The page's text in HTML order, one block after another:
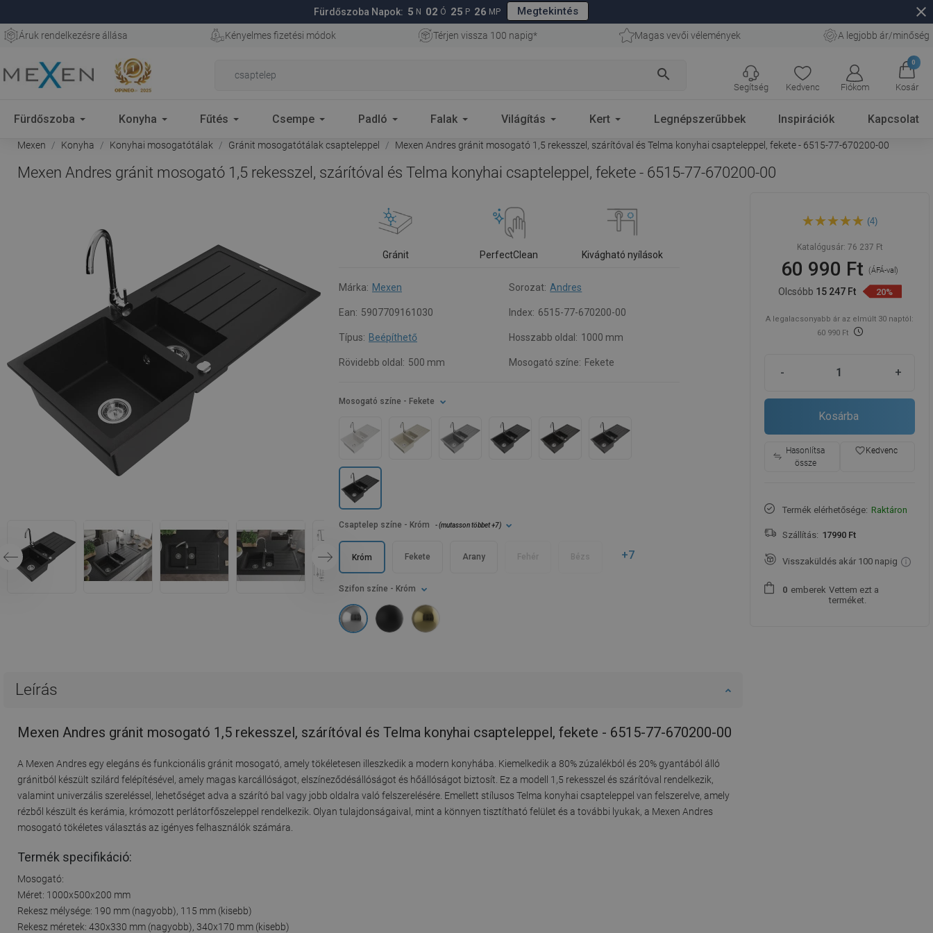
Fürdőszoba Napok: 5 N 02 Ó 25 P 25 MP Megtekintés close
Áruk rendelkezésre állása Kényelmes fizetési módok Térjen vissza 100 napig* Magas vevői vélemények A legjobb ár/minőség
search
Kedvenc Fiókom
0
Kosár
Segítség
Fürdőszoba Konyha Fűtés Csempe Padló Falak Világítás Kert Legnépszerűbbek Inspirációk Kapcsolat
Mexen Konyha Konyhai mosogatótálak Gránit mosogatótálak csapteleppel Mexen Andres gránit mosogató 1,5 rekesszel, szárítóval és Telma konyhai csapteleppel, fekete - 6515-77-670200-00
Mexen Andres gránit mosogató 1,5 rekesszel, szárítóval és Telma konyhai csapteleppel, fekete - 6515-77-670200-00
Gránit PerfectClean Kivágható nyílások
Márka: Mexen Sorozat: Andres
Ean: 5907709161030 Index: 6515-77-670200-00
Típus: Beépíthető Hosszabb oldal: 1000 mm
Rövidebb oldal: 500 mm Mosogató színe: Fekete
Szifon színe - Króm
Mosogató színe - Fekete
Csaptelep színe - Króm - (mutasson többet+7)
Arany Bézs
Króm Fehér
Fekete +7
Leírás
Mexen Andres gránit mosogató 1,5 rekesszel, szárítóval és Telma konyhai csapteleppel, fekete - 6515-77-670200-00
A Mexen Andres egy elegáns és funkcionális gránit mosogató, amely tökéletesen illeszkedik a modern konyhába. Kiemelkedik a 80% zúzalékból és 20% gyantából álló
gránitból készült szilárd felépítésével, amely magas karcállóságot, elszíneződésállóságot és hőállóságot biztosít. Ez a modell 1,5 rekesszel és szárítóval rendelkezik,
valamint univerzális szereléssel, lehetőséget adva a szárító bal vagy jobb oldalra való felszerelésére. Emellett stílusos Telma konyhai csapteleppel van felszerelve, amely
rézből készült és kerámia, krómozott perlátorfőszeleppel rendelkezik. Olyan tulajdonságaival, mint a könnyen tisztítható felület és a további lyukak, a Mexen Andres
mosogató tökéletes választás az igényes felhasználók számára.
Termék specifikáció:
Mosogató:
Méret: 1000x500x200 mm
Rekesz mélysége: 190 mm (nagyobb), 115 mm (kisebb)
Rekesz méretek: 430x330 mm (nagyobb), 340x170 mm (kisebb)
mosogató 1,5 rekesszel,
csapteleppel, fekete - 6515-
77-670200-00
(4)
Katalógusár: 76 237 Ft
60 990 Ft(ÁFÁ-val)
Olcsóbb 15 247 Ft 20%
A legalacsonyabb ár az elmúlt 30 naptól:
60 990 Ft
- +
Kosárba
Hasonlítsa
össze
favorite_borderKedvenc
Termék elérhetősége: Raktáron
Szállítás: 17990 Ft
Visszaküldés akár 100 napig
0 emberek Vettem ezt a
terméket.